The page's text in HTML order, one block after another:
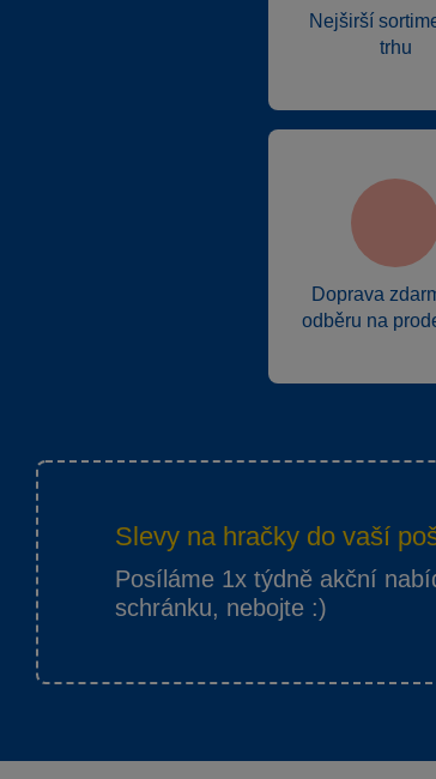
Nejširší
trhu
Doprava
odběru na
Slevy na hračky do vaší
Posíláme 1x týdně akční
schránku, nebojte :)